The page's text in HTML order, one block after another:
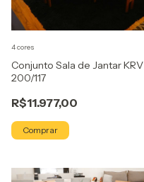
Conjunto Sala de Jantar KRV
200/117
R$11.977,00
4 cores
Comprar